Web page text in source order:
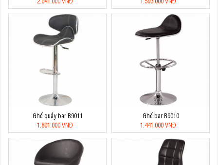
Ghế quầy bar B9011
1.801.000 VNĐ
Ghế bar B9010
1.441.000 VNĐ